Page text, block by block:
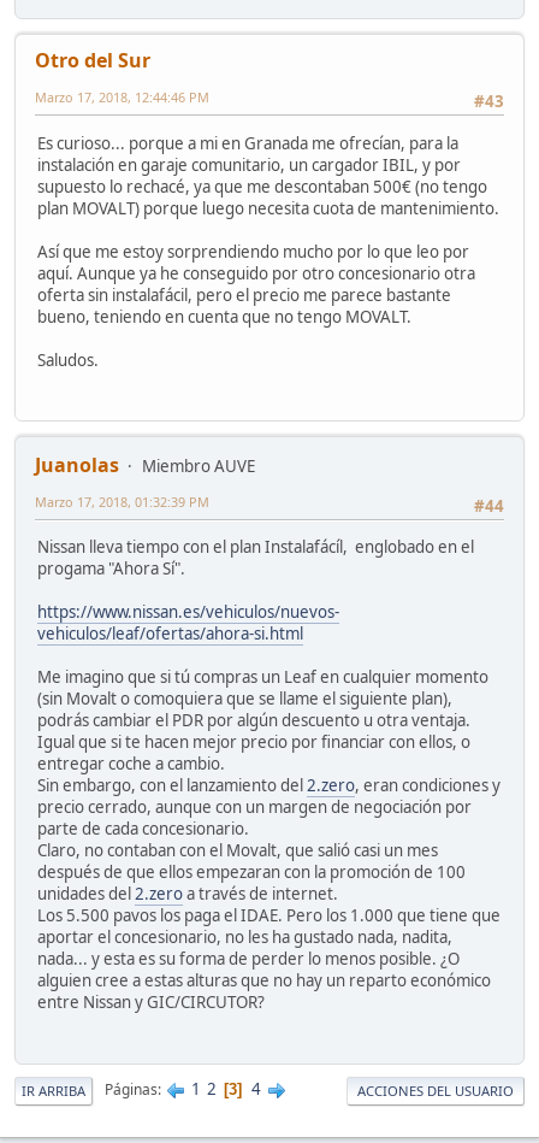
Otro del Sur
#43
Marzo 17, 2018, 12:44:46 PM
Es curioso... porque a mi en Granada me ofrecían, para la
instalación en garaje comunitario, un cargador IBIL, y por
supuesto lo rechacé, ya que me descontaban 500€ (no tengo
plan MOVALT) porque luego necesita cuota de mantenimiento.
Así que me estoy sorprendiendo mucho por lo que leo por
aquí. Aunque ya he conseguido por otro concesionario otra
oferta sin instalafácil, pero el precio me parece bastante
bueno, teniendo en cuenta que no tengo MOVALT.
Saludos.
Juanolas
Miembro AUVE
#44
Marzo 17, 2018, 01:32:39 PM
Nissan lleva tiempo con el plan Instalafácíl, englobado en el
progama "Ahora Sí".
https://www.nissan.es/vehiculos/nuevos-
vehiculos/leaf/ofertas/ahora-si.html
Me imagino que si tú compras un Leaf en cualquier momento
(sin Movalt o comoquiera que se llame el siguiente plan),
podrás cambiar el PDR por algún descuento u otra ventaja.
Igual que si te hacen mejor precio por financiar con ellos, o
entregar coche a cambio.
Sin embargo, con el lanzamiento del2.zero, eran condiciones y
precio cerrado, aunque con un margen de negociación por
parte de cada concesionario.
Claro, no contaban con el Movalt, que salió casi un mes
después de que ellos empezaran con la promoción de 100
unidades del2.zeroa través de internet.
Los 5.500 pavos los paga el IDAE. Pero los 1.000 que tiene que
aportar el concesionario, no les ha gustado nada, nadita,
nada... y esta es su forma de perder lo menos posible. ¿O
alguien cree a estas alturas que no hay un reparto económico
entre Nissan y GIC/CIRCUTOR?
IR ARRIBA Páginas 1 2 3 4 ACCIONES DEL USUARIO